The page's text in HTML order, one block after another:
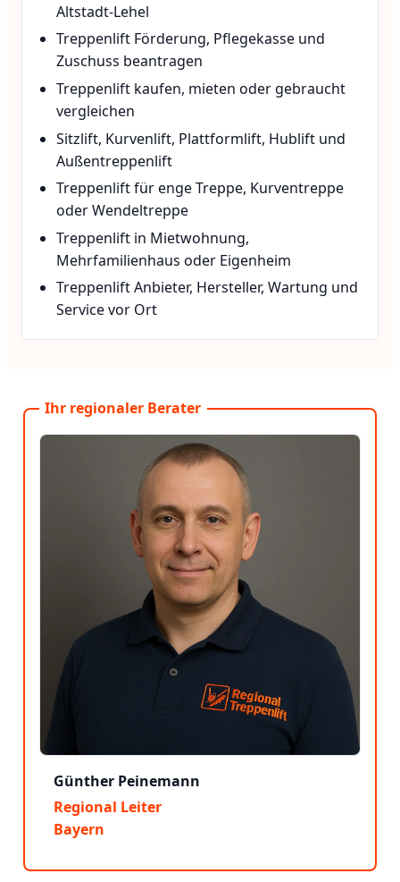
Altstadt-Lehel
Treppenlift Förderung, Pflegekasse und
Zuschuss beantragen
Treppenlift kaufen, mieten oder gebraucht
vergleichen
Sitzlift, Kurvenlift, Plattformlift, Hublift und
Außentreppenlift
Treppenlift für enge Treppe, Kurventreppe
oder Wendeltreppe
Treppenlift in Mietwohnung,
Mehrfamilienhaus oder Eigenheim
Treppenlift Anbieter, Hersteller, Wartung und
Service vor Ort
Ihr regionaler Berater
Günther Peinemann
Regional Leiter
Bayern